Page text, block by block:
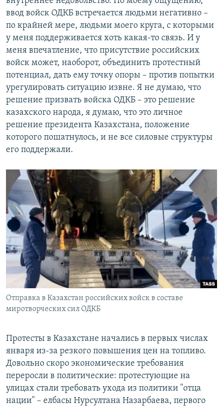
ввод войск ОДКБ встречается людьми негативно –
по крайней мере, людьми моего круга, с которыми
у меня поддерживается хоть какая-то связь. И у
меня впечатление, что присутствие российских
войск может, наоборот, объединить протестный
потенциал, дать ему точку опоры – против попытки
урегулировать ситуацию извне. Я не думаю, что
решение призвать войска ОДКБ – это решение
казахского народа, я думаю, что это личное
решение президента Казахстана, положение
которого пошатнулось, и не все силовые структуры
его поддержали.
Отправка в Казахстан российских войск в составе
миротворческих сил ОДКБ
Протесты в Казахстане начались в первых числах
января из-за резкого повышения цен на топливо.
Довольно скоро экономические требования
переросли в политические: протестующие на
улицах стали требовать ухода из политики "отца
нации" – елбасы Нурсултана Назарбаева, первого